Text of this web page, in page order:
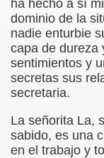
ha hecho a sí
dominio de la
nadie enturbie
capa de dureza
sentimientos y
secretas sus
secretaria.
La señorita La,
sabido, es una
en el trabajo y
la Luz (Alberto
(Francesc
Suárez
Zurita, Ex